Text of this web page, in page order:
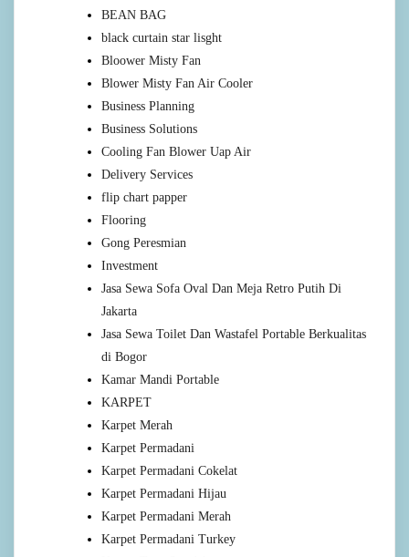
BEAN BAG
black curtain star lisght
Bloower Misty Fan
Blower Misty Fan Air Cooler
Business Planning
Business Solutions
Cooling Fan Blower Uap Air
Delivery Services
flip chart papper
Flooring
Gong Peresmian
Investment
Jasa Sewa Sofa Oval Dan Meja Retro Putih Di
Jakarta
Jasa Sewa Toilet Dan Wastafel Portable Berkualitas
di Bogor
Kamar Mandi Portable
KARPET
Karpet Merah
Karpet Permadani
Karpet Permadani Cokelat
Karpet Permadani Hijau
Karpet Permadani Merah
Karpet Permadani Turkey